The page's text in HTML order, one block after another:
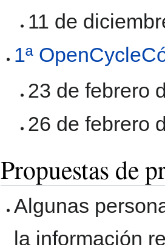
11 de
1ª
23 de febrero
26 de febrero
Propuestas de
Algunas
la información